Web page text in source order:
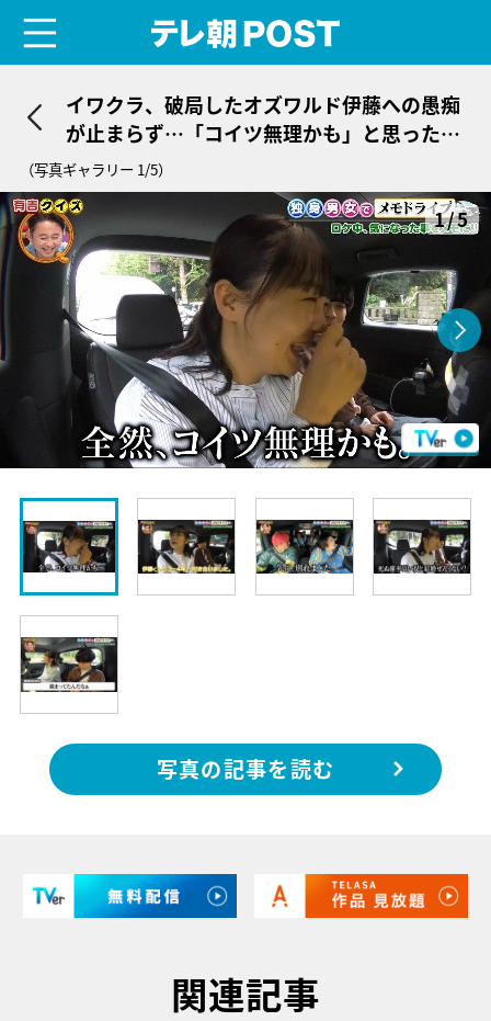
イワクラ、破局したオズワルド伊藤への愚痴
が止まらず…「コイツ無理かも」と思った理
由に共演者「溜まってんたんだな」
（写真ギャラリー 1/5）
1/5
写真の記事を読む
関連記事